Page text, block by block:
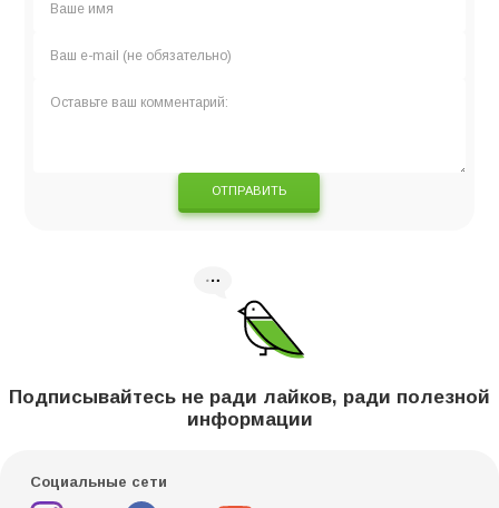
ОТПРАВИТЬ
Подписывайтесь не ради лайков, ради полезной
информации
Социальные сети